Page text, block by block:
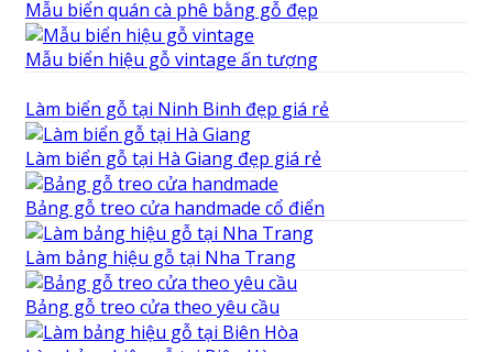
Mẫu biển quán cà phê bằng gỗ đẹp
Mẫu biển hiệu gỗ vintage ấn tượng
Làm biển gỗ tại Ninh Binh đẹp giá rẻ
Làm biển gỗ tại Hà Giang đẹp giá rẻ
Bảng gỗ treo cửa handmade cổ điển
Làm bảng hiệu gỗ tại Nha Trang
Bảng gỗ treo cửa theo yêu cầu